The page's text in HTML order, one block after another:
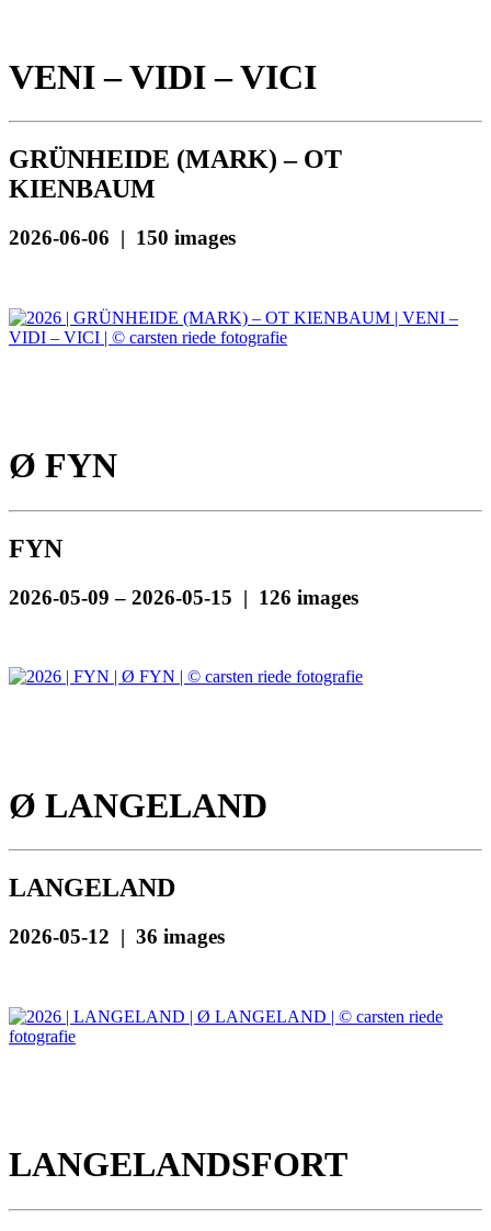
VENI – VIDI – VICI
GRÜNHEIDE (MARK) – OT
KIENBAUM
2026-06-06 | 150 images
Ø FYN
FYN
2026-05-09 – 2026-05-15 | 126 images
Ø LANGELAND
LANGELAND
2026-05-12 | 36 images
LANGELANDSFORT